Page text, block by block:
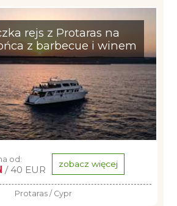
rejs z Protaras na
z barbecue i winem
od:
/ 40 EUR zobacz więcej
Protaras / Cypr